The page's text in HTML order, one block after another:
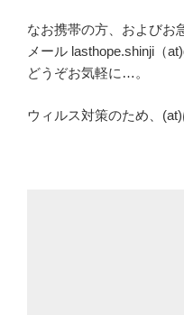
なお携帯の方、およびお
メール lasthope.shinji（
どうぞお気軽に…。
ウィルス対策のため、